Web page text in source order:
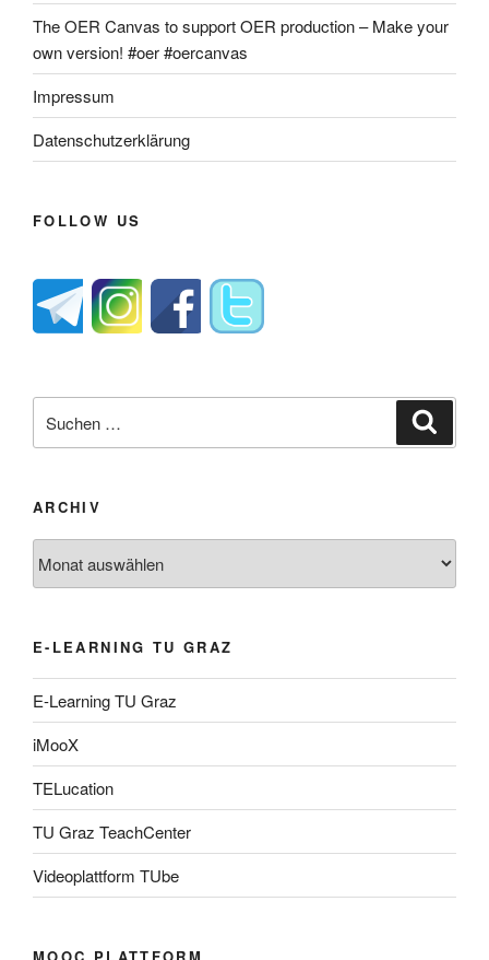
The OER Canvas to support OER production – Make your
own version! #oer #oercanvas
Impressum
Datenschutzerklärung
FOLLOW US
nach:
ARCHIV
E-LEARNING TU GRAZ
E-Learning TU Graz
iMooX
TELucation
TU Graz TeachCenter
Videoplattform TUbe